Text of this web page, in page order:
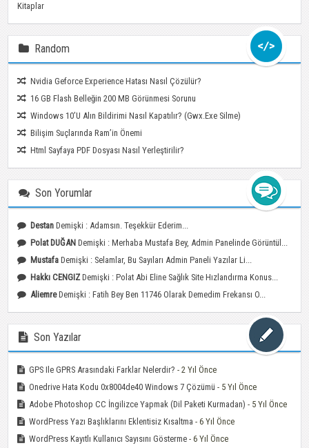
Kitaplar
Random
Nvidia Geforce Experience Hatası Nasıl Çözülür?
16 GB Flash Belleğin 200 MB Görünmesi Sorunu
Windows 10’u Alın Bildirimi Nasıl Kapatılır? (gwx.exe Silme)
Bilişim Suçlarında Ram’in Önemi
Html Sayfaya PDF Dosyası Nasıl Yerleştirilir?
Son Yorumlar
Destan Demişki : Adamsın. Teşekkür Ederim...
Polat DUĞAN Demişki : Merhaba Mustafa Bey, Admin Panelinde Görüntül...
Mustafa Demişki : Selamlar, Bu Sayıları Admin Paneli Yazılar Li...
Hakkı CENGIZ Demişki : Polat Abi Eline Sağlık Site Hızlandırma Konus...
AliemreDemişki : Fatih Bey Ben 11746 Olarak Demedim Frekansı O...
Son Yazılar
GPS Ile GPRS Arasındaki Farklar Nelerdir? - 2 Yıl Önce
Onedrive Hata Kodu 0x8004de40 Windows 7 Çözümü - 5 Yıl Önce
Adobe Photoshop CC İngilizce Yapmak (Dil Paketi Kurmadan) - 5 Yıl Önce
WordPress Yazı Başlıklarını Eklentisiz Kısaltma - 6 Yıl Önce
WordPress Kayıtlı Kullanıcı Sayısını Gösterme - 6 Yıl Önce